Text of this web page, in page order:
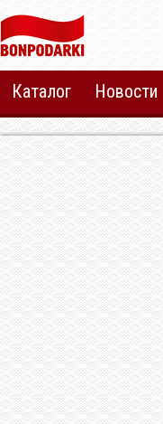
Каталог Новости